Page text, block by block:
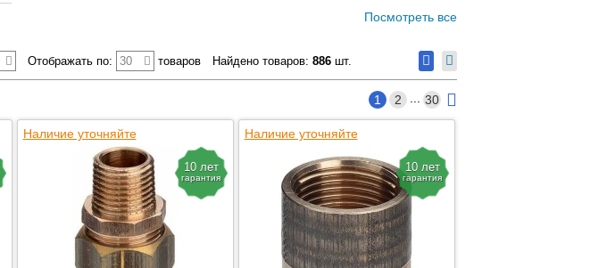
Посмотреть все
Отображать по: 30 товаров Найдено товаров: 886шт.
1 2 30
Наличие уточняйте
10 лет
гарантия
Наличие уточняйте
10 лет
гарантия